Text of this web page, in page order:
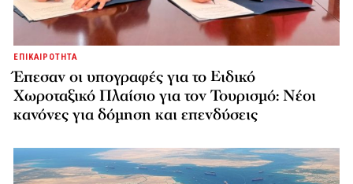
ΕΠΙΚΑΙΡΟΤΗΤΑ
Έπεσαν οι υπογραφές για το Ειδικό
Χωροταξικό Πλαίσιο για τον Τουρισμό: Νέοι
κανόνες για δόμηση και επενδύσεις